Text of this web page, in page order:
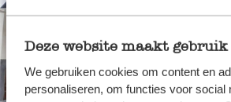
Deze website maakt gebruik
We gebruiken cookies om content en
personaliseren, om functies voor social